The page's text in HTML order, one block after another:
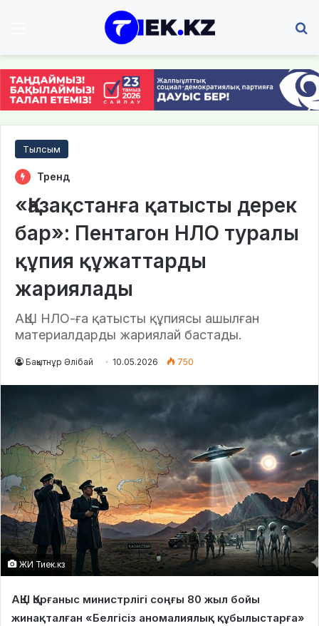
Тылсым
Тренд
«Қазақстанға қатысты дерек
бар»: Пентагон НЛО туралы
құпия құжаттарды
жариялады
АҚШ НЛО-ға қатысты құпиясы ашылған
материалдарды жариялай бастады.
Бақытнұр Әлібай 10.05.2026 750
ЖИ Тиек.кз
АҚШ Қорғаныс министрлігі соңғы 80 жыл бойы
жинақталған «Белгісіз аномалиялық құбылыстарға»